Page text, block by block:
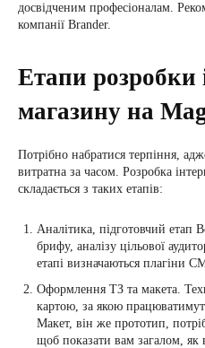
досвідченим професіоналам.
компанії Brander.
Етапи розробки
магазину на
Потрібно набратися терпіння,
витратна за часом. Розробка
складається з таких етапів:
Аналітика, підготовчий етап
брифу, аналізу цільової
етапі визначаються плагіни
Оформлення ТЗ та макета.
картою, за якою
Макет, він же прототип,
щоб показати вам загалом, як